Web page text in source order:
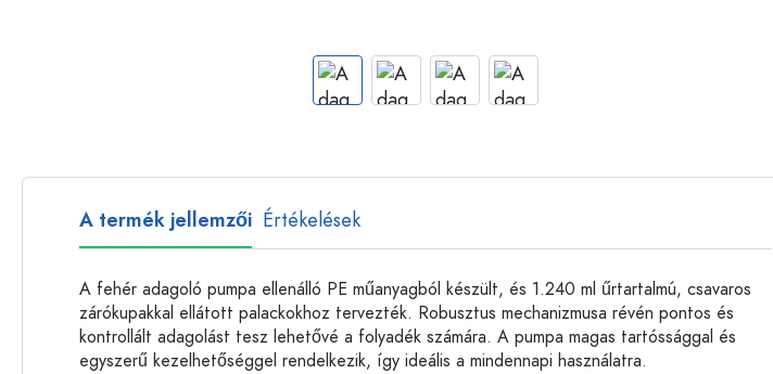
A termék jellemzői Értékelések
A fehér adagoló pumpa ellenálló PE műanyagból készült, és 1.240 ml űrtartalmú, csavaros
zárókupakkal ellátott palackokhoz tervezték. Robusztus mechanizmusa révén pontos és
kontrollált adagolást tesz lehetővé a folyadék számára. A pumpa magas tartóssággal és
egyszerű kezelhetőséggel rendelkezik, így ideális a mindennapi használatra.